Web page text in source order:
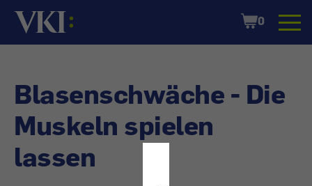
Startseite
Shopping
Cart
0
Blasenschwäche - Die
Muskeln spielen
lassen